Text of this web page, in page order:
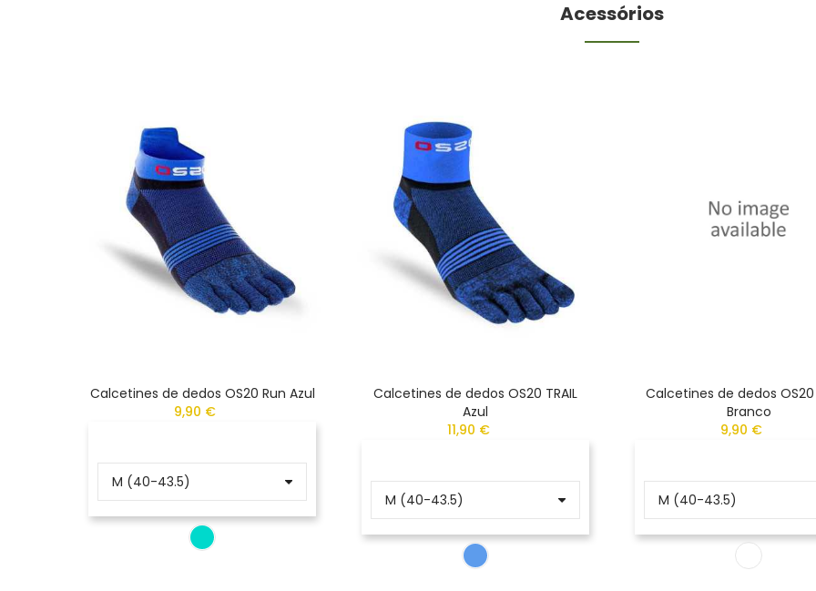
Acessórios
Calcetines de dedos OS20 Run Azul
9,90 €
Calcetines de dedos OS20 TRAIL
Azul
11,90 €
Calcetines de dedos
Branco
9,90 €